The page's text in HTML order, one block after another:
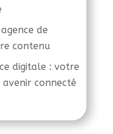
de
contenu
digitale : votre
connecté